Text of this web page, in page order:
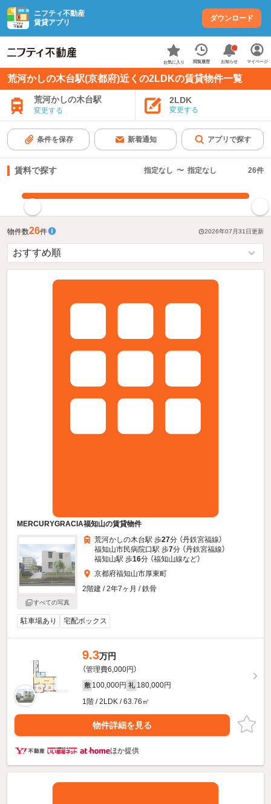
ニフティ不動産
賃貸アプリ
ダウンロード
お気に入り 閲覧履歴 お知らせ マイページ
荒河かしの木台駅(京都府)近くの2LDKの賃貸物件一覧
荒河かしの木台駅
変更する
2LDK
変更する
条件を保存 新着通知 アプリで探す
賃料で探す 指定なし 〜 指定なし 26件
物件数26件 2026年07月31日更新
MERCURYGRACIA福知山の賃貸物件
すべての写真
荒河かしの木台駅 歩27分 （丹鉄宮福線）
福知山市民病院口駅 歩7分 （丹鉄宮福線）
福知山駅 歩16分 （福知山線など）
京都府福知山市厚東町
2階建 / 2年7ヶ月 / 鉄骨
駐車場あり 宅配ボックス
9.3万円
（管理費6,000円）
敷 100,000円 礼 180,000円
1階 / 2LDK / 63.76㎡
物件詳細を見る
ほか提供